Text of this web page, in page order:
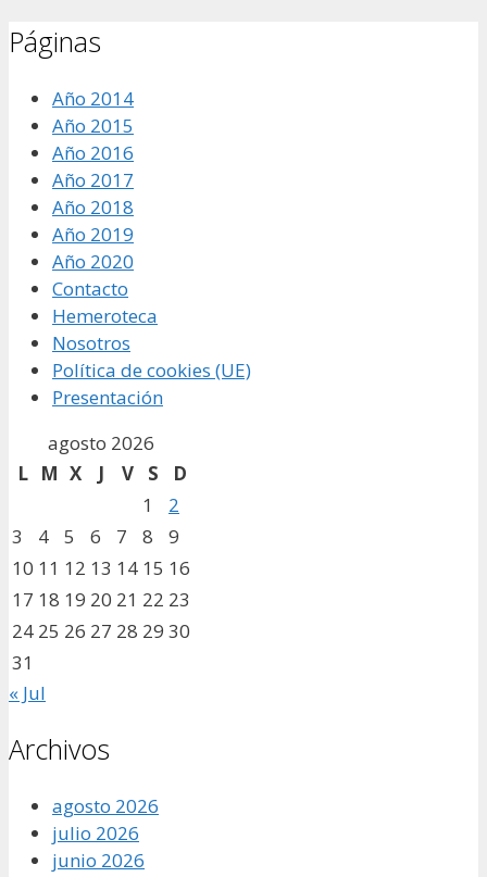
Páginas
Año 2014
Año 2015
Año 2016
Año 2017
Año 2018
Año 2019
Año 2020
Contacto
Hemeroteca
Nosotros
Política de cookies (UE)
Presentación
agosto 2026
L M X J V S
D
1
2
3
4 5 6 7 8
9
10 11 12 13 14 15 16
17 18 19 20 21 22 23
24 25 26 27 28 29 30
31
« Jul
Archivos
agosto 2026
julio 2026
junio 2026